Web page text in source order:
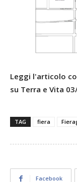
Leggi l'articolo
su Terra e Vita
TAG fiera
Facebook